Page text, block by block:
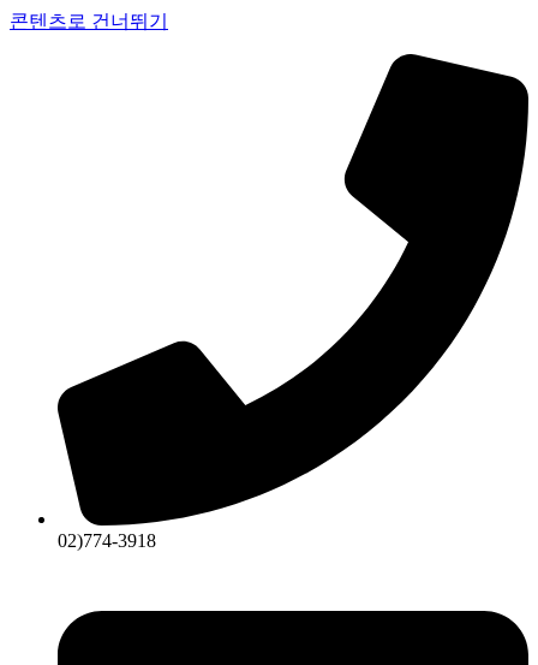
콘텐츠로 건너뛰기
02)774-3918